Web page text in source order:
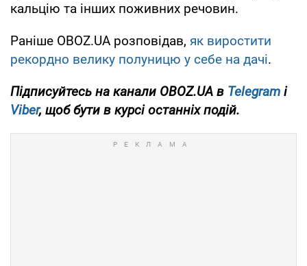
кальцію та інших поживних речовин.
Раніше OBOZ.UA розповідав, як виростити
рекордно велику полуницю у себе на дачі.
Підписуйтесь на канали OBOZ.UA в Telegram і
Viber, щоб бути в курсі останніх подій.